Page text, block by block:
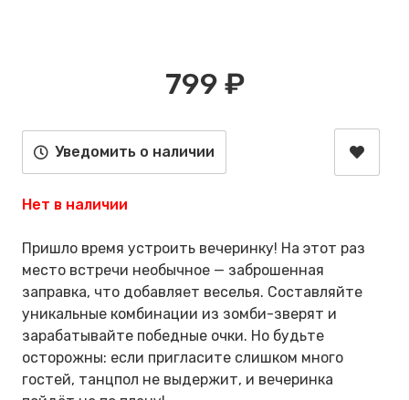
799 ₽
Уведомить о наличии
Нет в наличии
Пришло время устроить вечеринку! На этот раз
место встречи необычное — заброшенная
заправка, что добавляет веселья. Составляйте
уникальные комбинации из зомби-зверят и
зарабатывайте победные очки. Но будьте
осторожны: если пригласите слишком много
гостей, танцпол не выдержит, и вечеринка